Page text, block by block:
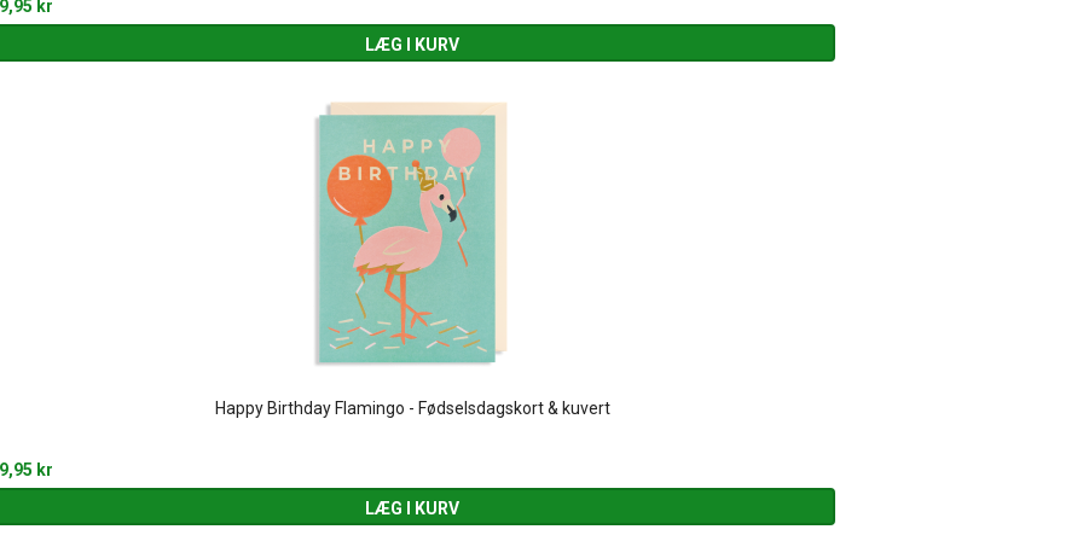
kr
LÆG I KURV
Happy Birthday Flamingo - Fødselsdagskort & kuvert
kr
LÆG I KURV